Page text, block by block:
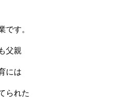
です。
父親
には
られた